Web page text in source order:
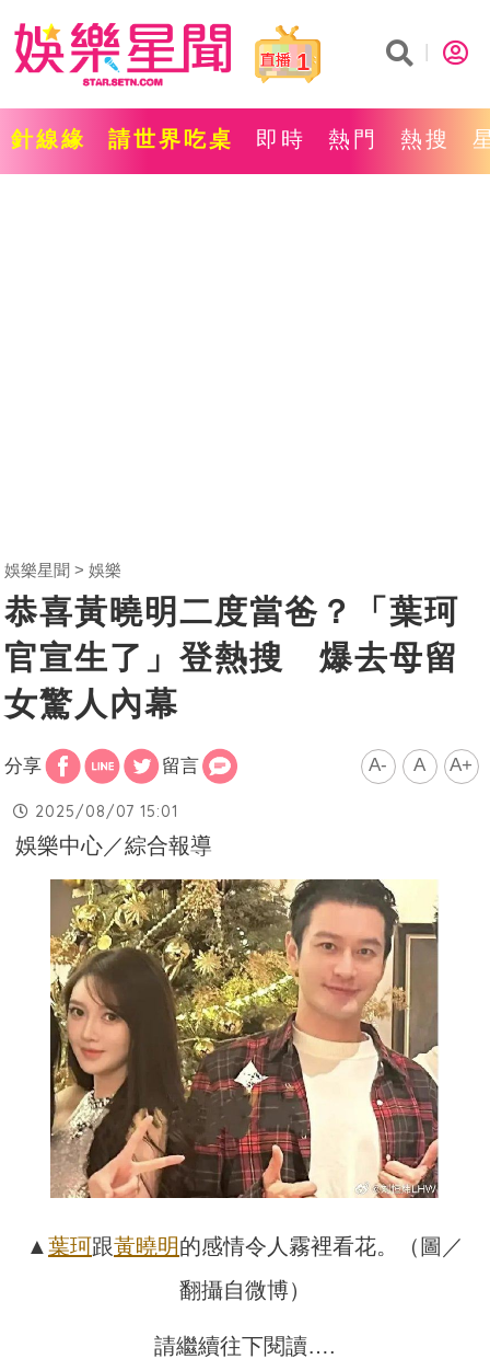
1
針線緣 請世界吃桌 即時 熱門 熱搜
娛樂星聞 娛樂
恭喜黃曉明二度當爸？「葉珂
官宣生了」登熱搜 爆去母留
女驚人內幕
分享 留言 A- A A+
2025/08/07 15:01
娛樂中心／綜合報導
▲ 葉珂跟黃曉明的感情令人霧裡看花。（圖／
翻攝自微博）
請繼續往下閱讀….